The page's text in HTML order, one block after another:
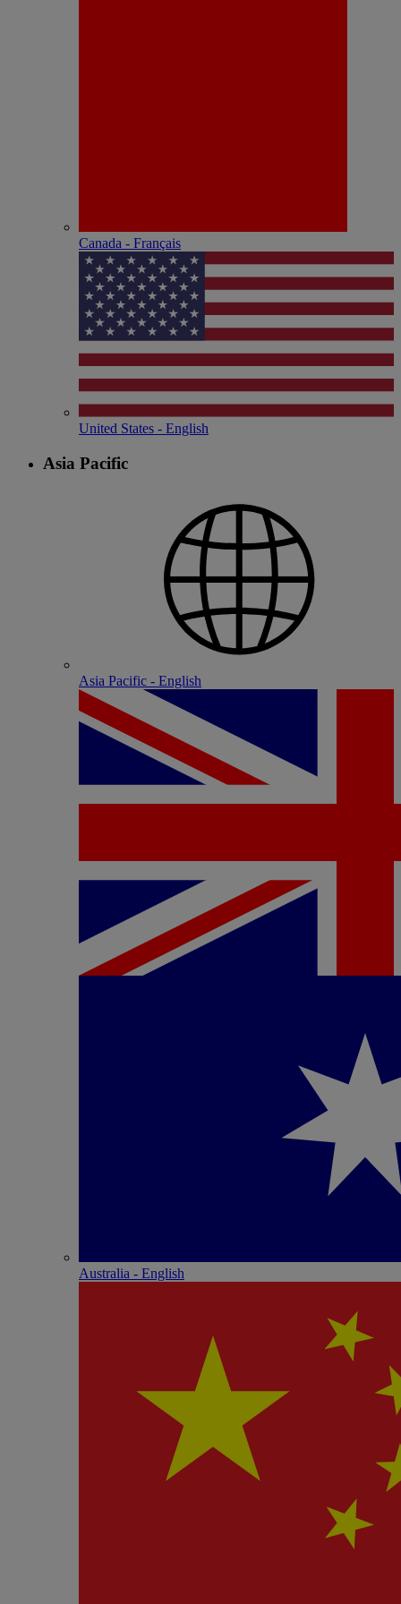
Canada - Français
United States - English
Asia Pacific
Asia Pacific - English
Australia - English